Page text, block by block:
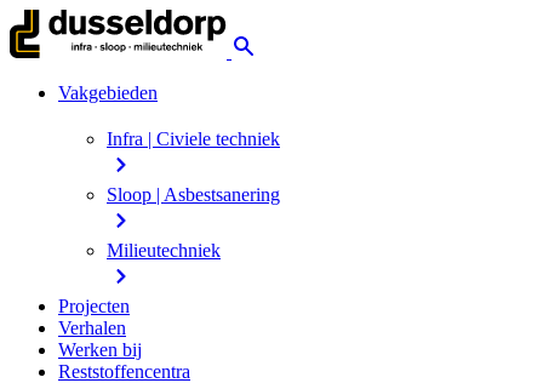
Vakgebieden
Infra | Civiele techniek
Sloop | Asbestsanering
Milieutechniek
Projecten
Verhalen
Werken bij
Reststoffencentra